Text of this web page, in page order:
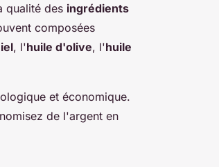
qualité des ingrédients
composées
, l'huile d'olive, l'huile
et économique.
de l'argent en